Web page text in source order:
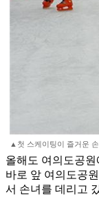
▲첫 스케이팅이 즐거운
올해도 여의도공
바로 앞 여의도공
서 손녀를 데리고